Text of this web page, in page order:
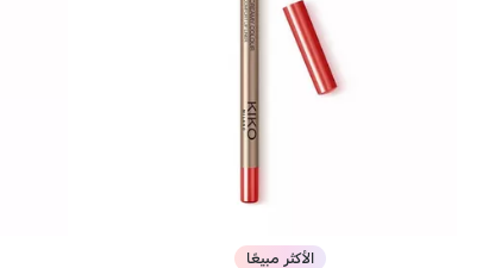
الأكثر مبيعًا